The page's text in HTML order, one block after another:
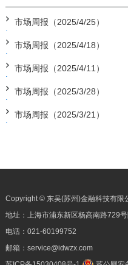
市场周报（2025/4/25）
市场周报（2025/4/18）
市场周报（2025/4/11）
市场周报（2025/3/28）
市场周报（2025/3/21）
Copyright © 东吴(苏州)金融科技有限
地址：上海市浦东新区杨高南路729
电话： 021-60199752
邮箱： service@idwzx.com